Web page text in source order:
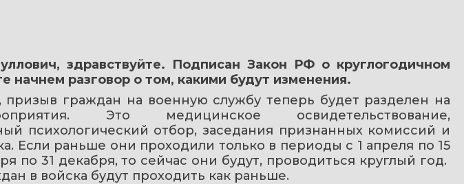
здравствуйте. Подписан Закон РФ о круглогодичном
начнем разговор о том, какими будут изменения.
призыв граждан на военную службу теперь будет разделен на
Это медицинское освидетельствование,
психологический отбор, заседания признанных комиссий и
Если раньше они проходили только в периоды с 1 апреля по 15
по 31 декабря, то сейчас они будут, проводиться круглый год.
в войска будут проходить как раньше.